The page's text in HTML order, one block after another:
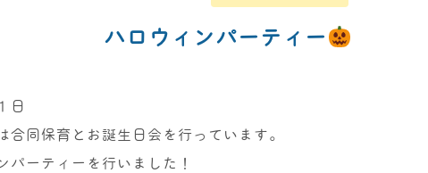
ハロウィンパーティー
日
合同保育とお誕生日会を行っています。
パーティーを行いました！